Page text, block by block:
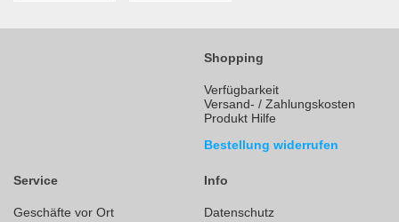
Shopping
Verfügbarkeit
Versand- / Zahlungskosten
Produkt Hilfe
Bestellung widerrufen
Service
Geschäfte vor Ort
Info
Datenschutz